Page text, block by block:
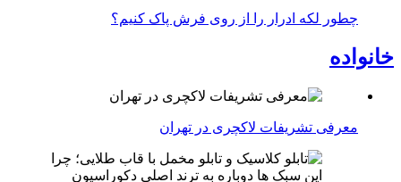
چطور لکه ادرار را از روی فرش پاک کنیم؟
خانواده
معرفی تشریفات لاکچری در تهران